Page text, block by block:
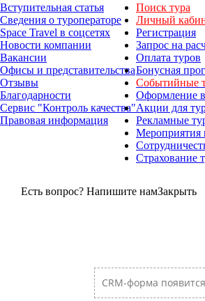
Вступительная статья
Сведения о туроператоре
Space Travel в соцсетях
Новости компании
Вакансии
Офисы и представительства
Отзывы
Благодарности
Сервис "Контроль качества"
Правовая информация
Поиск тура
Личный
Регистрация
Запрос на
Оплата туров
Бонусная
Событийные
Оформление
Акции для
Рекламные
Мероприятия
Страхование
Есть вопрос? Напишите намЗакрыть